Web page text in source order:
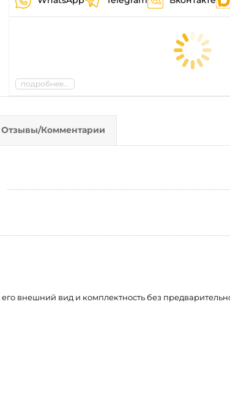
подробнее...
Отзывы/Комментарии
внешний вид и комплектность без